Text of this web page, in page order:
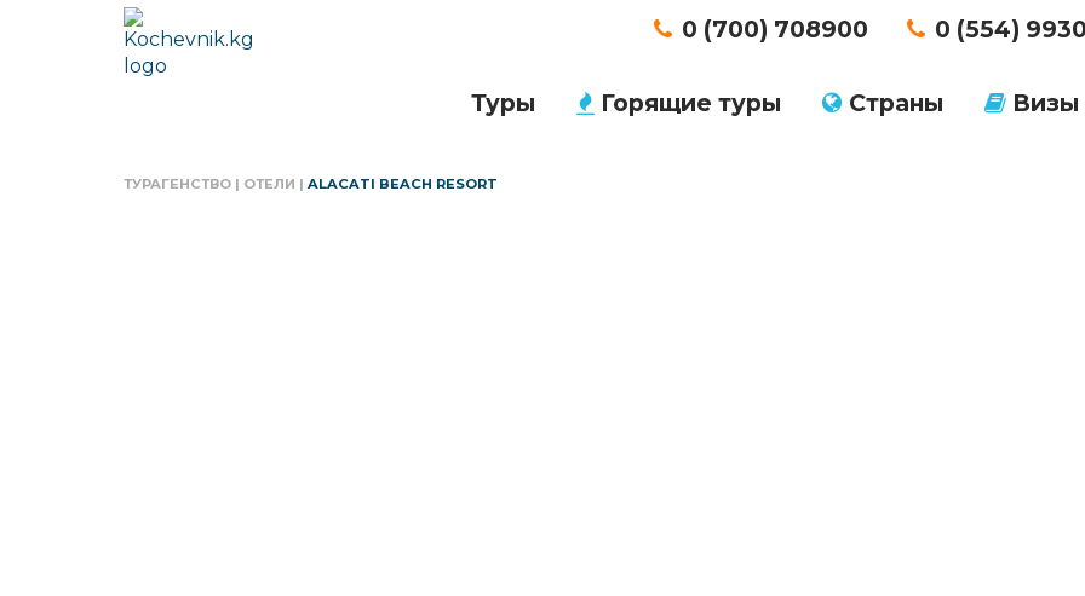
0 (700) 708900 0 (554)
Туры Горящие туры Страны Визы
ТУРАГЕНСТВО | ОТЕЛИ | ALACATI BEACH RESORT